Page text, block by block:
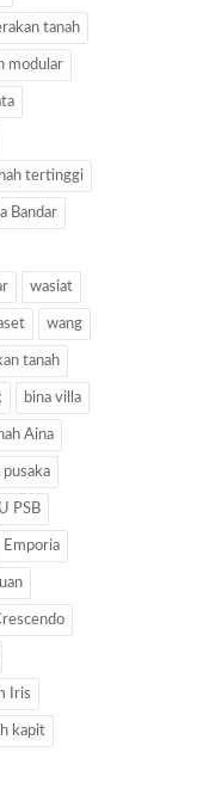
tanah
modular
tertinggi
Bandar
wasiat
wang
tanah
bina villa
Aina
pusaka
PSB
Emporia
Iris
kapit